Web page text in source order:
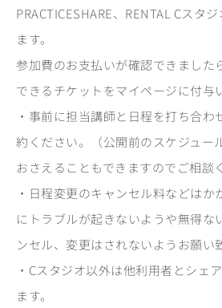
PRACTICESHARE、RENTAL Cスタ
ます。
参加費のお支払いが確認できました
できるチケットをマイページに付与
・事前に担当講師と日程を打ち合わ
約ください。（公開前のスケジュー
おさえることもできますのでご相談
・日程変更のキャンセル料などはか
にトラブルが起きないようや無得な
ンセル、変更はされないようお願い
・Cスタジオ以外は他利用者とシェ
ます。